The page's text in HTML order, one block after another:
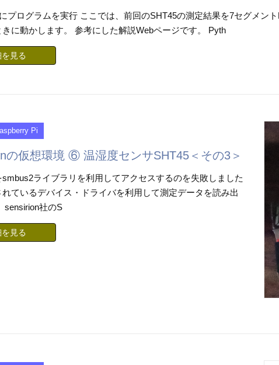
プログラムを実行 ここでは、前回のSHT45の測定結果を7セグメント
に動かします。 参考にした解説Webページです。 Pyth
見る
Pi
の仮想環境 ⑥ 温湿度センサSHT45＜その3＞
ライブラリを利用してアクセスするのを失敗しました
ているデバイス・ドライバを利用して測定データを読み出
sensirion社のS
見る